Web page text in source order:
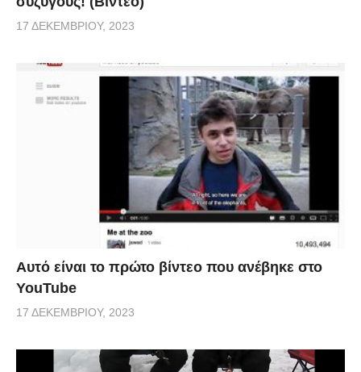
17 ΔΕΚΕΜΒΡΊΟΥ, 2023
Αυτό είναι το πρώτο βίντεο που ανέβηκε στο
YouTube
17 ΔΕΚΕΜΒΡΊΟΥ, 2023